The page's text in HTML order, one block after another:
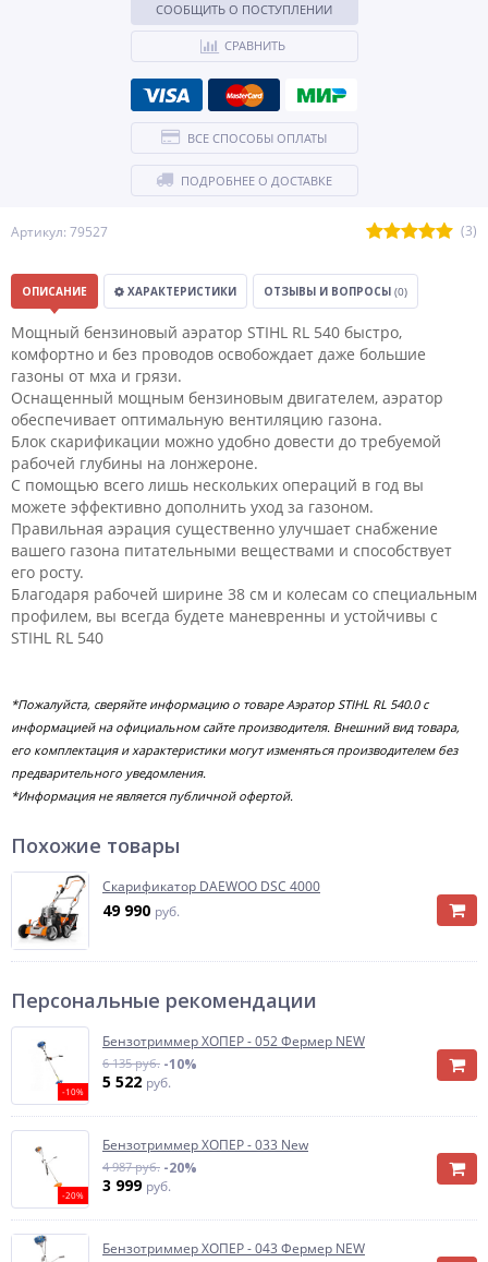
Артикул: 79527 (3)
СООБЩИТЬ О ПОСТУПЛЕНИИ
СРАВНИТЬ
ВСЕ СПОСОБЫ ОПЛАТЫ
ПОДРОБНЕЕ О ДОСТАВКЕ
ОПИСАНИЕ ХАРАКТЕРИСТИКИ ОТЗЫВЫ И ВОПРОСЫ (0)
Мощный бензиновый аэратор STIHL RL 540 быстро,
комфортно и без проводов освобождает даже большие
газоны от мха и грязи.
Оснащенный мощным бензиновым двигателем, аэратор
обеспечивает оптимальную вентиляцию газона.
Блок скарификации можно удобно довести до требуемой
рабочей глубины на лонжероне.
С помощью всего лишь нескольких операций в год вы
можете эффективно дополнить уход за газоном.
Правильная аэрация существенно улучшает снабжение
вашего газона питательными веществами и способствует
его росту.
Благодаря рабочей ширине 38 см и колесам со специальным
профилем, вы всегда будете маневренны и устойчивы с
STIHL RL 540
*Пожалуйста, сверяйте информацию о товаре Аэратор STIHL RL 540.0 с
информацией на официальном сайте производителя. Внешний вид товара,
его комплектация и характеристики могут изменяться производителем без
предварительного уведомления.
*Информация не является публичной офертой.
Похожие товары
Скарификатор DAEWOO DSC 4000
49 990 руб.
Персональные рекомендации
-10%
Бензотриммер ХОПЕР - 052 Фермер NEW
6 135 руб. -10%
5 522 руб.
-20%
Бензотриммер ХОПЕР - 033 New
4 987 руб. -20%
3 999 руб.
Бензотриммер ХОПЕР - 043 Фермер NEW